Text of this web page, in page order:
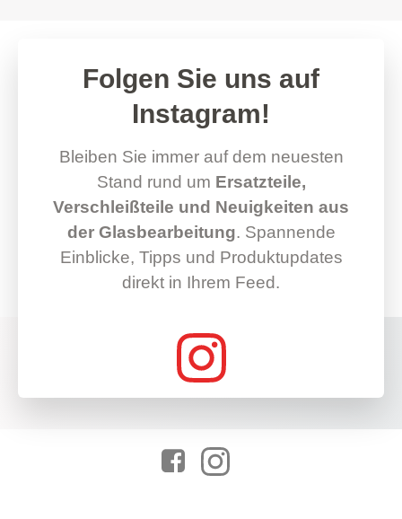
Folgen Sie uns auf
Instagram!
Bleiben Sie immer auf dem neuesten
Stand rund um Ersatzteile,
Verschleißteile und Neuigkeiten aus
der Glasbearbeitung. Spannende
Einblicke, Tipps und Produktupdates
direkt in Ihrem Feed.